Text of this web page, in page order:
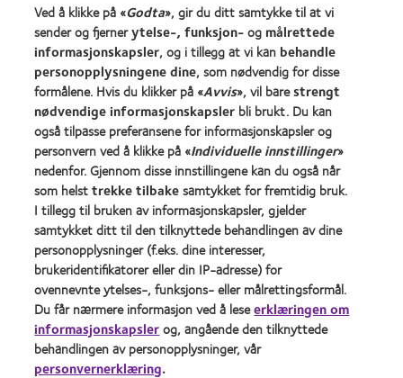
Kontaktlinser og syn
Ny bruker
Erfaren bruker
Om oss
Jobbe
Nyheter og media
Kontakt oss
Legal
Retningslinjer for personvern
Policy for bruk av informasjonskapsler
Vilkår
Retningslinjer for kommentering
Ved å klikke på «Godta», gir du ditt samtykke til at vi
sender og fjernerytelse-, funksjon-og målrettede
informasjonskapsler, og i tillegg at vi kan behandle
personopplysningene dine, som nødvendig for disse
formålene. Hvis du klikker på «Avvis», vil barestrengt
nødvendige informasjonskapsler bli brukt. Du kan
også tilpasse preferansene for informasjonskapsler og
personvern ved å klikke på «Individuelle innstillinger»
nedenfor. Gjennom disse innstillingene kan du også når
som helsttrekke tilbakesamtykket for fremtidig bruk.
I tillegg til bruken av informasjonskapsler, gjelder
samtykket ditt til den tilknyttede behandlingen av dine
personopplysninger (f.eks. dine interesser,
brukeridentifikatorer eller din IP-adresse) for
ovennevnte ytelses-, funksjons- eller målrettingsformål.
Du får nærmere informasjon ved å leseerklæringen om
informasjonskapslerog, angående den tilknyttede
behandlingen av personopplysninger, vår
personvernerklæring.